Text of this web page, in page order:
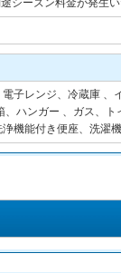
シーズン料金が発生
子レンジ、冷蔵庫
ハンガー 、ガス、
機能付き便座、洗濯